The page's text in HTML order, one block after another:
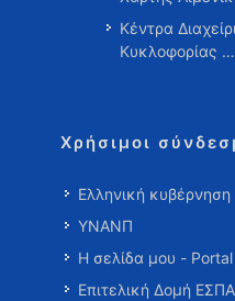
Κέντρα
Κυκλοφορίας …
Χρήσιμοι
Ελληνική κυβέρνηση
ΥΝΑΝΠ
Η σελίδα μου - Portal
Επιτελική Δομή